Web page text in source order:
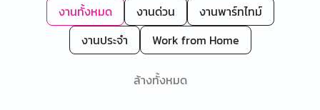
งานทั้งหมด งานด่วน
งานพาร์ทไทม์
งานประจำ
Work from Home
ล้างทั้งหมด